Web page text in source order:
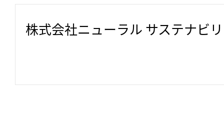
株式会社ニューラル サステナビ